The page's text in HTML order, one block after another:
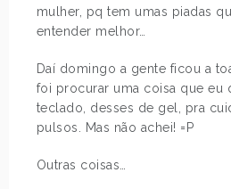
mulher, pq tem umas piadas
entender melhor…
Daí domingo a gente ficou a
foi procurar uma coisa que eu
teclado, desses de gel, pra
pulsos. Mas não achei! =P
Outras coisas…